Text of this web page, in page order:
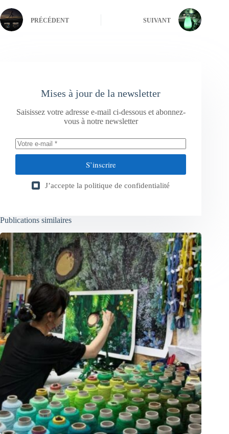
PRÉCÉDENT SUIVANT
Mises à jour de la newsletter
Saisissez votre adresse e-mail ci-dessous et abonnez-
vous à notre newsletter
S’inscrire
J’accepte la politique de confidentialité
Publications similaires